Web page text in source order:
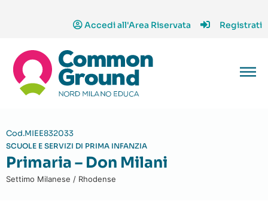
Accedi all'Area Riservata Registrati
Cod.MIEE832033
SCUOLE E SERVIZI DI PRIMA INFANZIA
Primaria – Don Milani
Settimo Milanese / Rhodense